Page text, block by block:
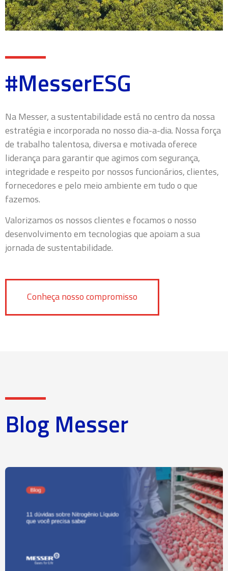
#MesserESG
Na Messer, a sustentabilidade está no centro da nossa
estratégia e incorporada no nosso dia-a-dia. Nossa força
de trabalho talentosa, diversa e motivada oferece
liderança para garantir que agimos com segurança,
integridade e respeito por nossos funcionários, clientes,
fornecedores e pelo meio ambiente em tudo o que
fazemos.
Valorizamos os nossos clientes e focamos o nosso
desenvolvimento em tecnologias que apoiam a sua
jornada de sustentabilidade.
Conheça nosso compromisso
Blog Messer